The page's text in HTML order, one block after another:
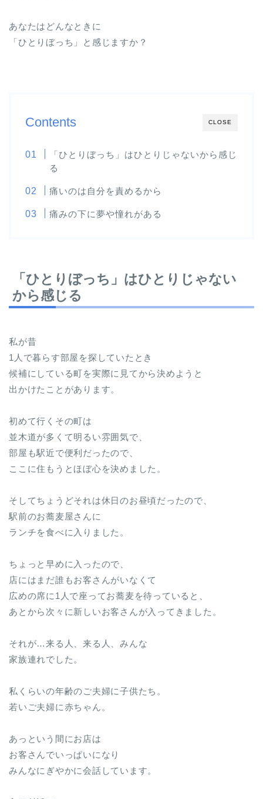
あなたはどんなときに
「ひとりぼっち」と感じますか？
CLOSE
Contents
「ひとりぼっち」はひとりじゃないから感じ
る
痛いのは自分を責めるから
痛みの下に夢や憧れがある
「ひとりぼっち」はひとりじゃない
から感じる
私が昔
1人で暮らす部屋を探していたとき
候補にしている町を実際に見てから決めようと
出かけたことがあります。
初めて行くその町は
並木道が多くて明るい雰囲気で、
部屋も駅近で便利だったので、
ここに住もうとほぼ心を決めました。
そしてちょうどそれは休日のお昼頃だったので、
駅前のお蕎麦屋さんに
ランチを食べに入りました。
ちょっと早めに入ったので、
店にはまだ誰もお客さんがいなくて
広めの席に1人で座ってお蕎麦を待っていると、
あとから次々に新しいお客さんが入ってきました。
それが…来る人、来る人、みんな
家族連れでした。
私くらいの年齢のご夫婦に子供たち。
若いご夫婦に赤ちゃん。
あっという間にお店は
お客さんでいっぱいになり
みんなにぎやかに会話しています。